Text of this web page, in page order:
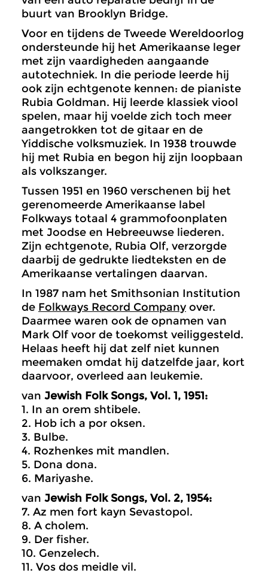
buurt van Brooklyn Bridge.
Voor en tijdens de Tweede Wereldoorlog
ondersteunde hij het Amerikaanse leger
met zijn vaardigheden aangaande
autotechniek. In die periode leerde hij
ook zijn echtgenote kennen: de pianiste
Rubia Goldman. Hij leerde klassiek viool
spelen, maar hij voelde zich toch meer
aangetrokken tot de gitaar en de
Yiddische volksmuziek. In 1938 trouwde
hij met Rubia en begon hij zijn loopbaan
als volkszanger.
Tussen 1951 en 1960 verschenen bij het
gerenomeerde Amerikaanse label
Folkways totaal 4 grammofoonplaten
met Joodse en Hebreeuwse liederen.
Zijn echtgenote, Rubia Olf, verzorgde
daarbij de gedrukte liedteksten en de
Amerikaanse vertalingen daarvan.
In 1987 nam het Smithsonian Institution
de Folkways Record Company over.
Daarmee waren ook de opnamen van
Mark Olf voor de toekomst veiliggesteld.
Helaas heeft hij dat zelf niet kunnen
meemaken omdat hij datzelfde jaar, kort
daarvoor, overleed aan leukemie.
van Jewish Folk Songs, Vol. 1, 1951:
1. In an orem shtibele.
2. Hob ich a por oksen.
3. Bulbe.
4. Rozhenkes mit mandlen.
5. Dona dona.
6. Mariyashe.
van Jewish Folk Songs, Vol. 2, 1954:
7. Az men fort kayn Sevastopol.
8. A cholem.
9. Der fisher.
10. Genzelech.
11. Vos dos meidle vil.